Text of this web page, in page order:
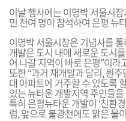
이날 행사에는 이명박 서울시
민 천여 명이 참석하여 은평 뉴
이명박 서울시장은 기념사를
개발은 도시 내에 새로운 도시
어 나갈 지역이 바로 은평”이라
또한 “과거 재개발과 달리, 원
대 아파트에 거주할 수 있도록
있는 뉴타운 개발지역 주민들
특히 은평뉴타운 개발이 ‘친환
럼, 앞으로 불광천에도 맑은 물